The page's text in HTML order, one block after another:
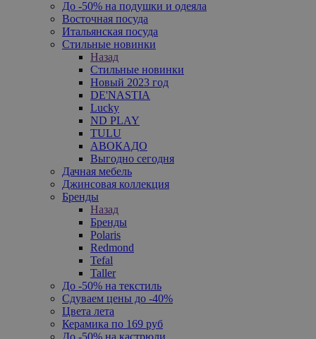
До -50% на подушки и одеяла
Восточная посуда
Итальянская посуда
Стильные новинки
Назад
Стильные новинки
Новый 2023 год
DE'NASTIA
Lucky
ND PLAY
TULU
АВОКАДО
Выгодно сегодня
Дачная мебель
Джинсовая коллекция
Бренды
Назад
Бренды
Polaris
Redmond
Tefal
Taller
До -50% на текстиль
Сдуваем цены до -40%
Цвета лета
Керамика по 169 руб
До -50% на кастрюли